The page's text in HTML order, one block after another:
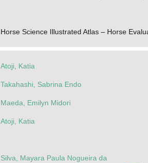
Horse Science Illustrated Atlas – Horse
Atoji, Katia
Takahashi, Sabrina Endo
Maeda, Emilyn Midori
Atoji, Katia
Silva, Mayara Paula Nogueira da